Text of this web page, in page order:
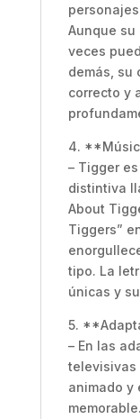
Aunque
veces
demás, su
correcto y
4.
– Tigger
distintiva
About
Tiggers”
tipo. La
únicas y
5.
– En las
televisivas
animado y